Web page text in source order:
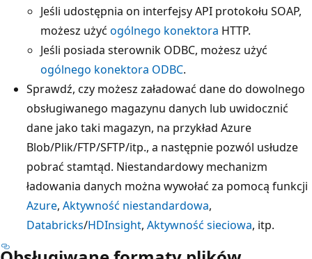
Jeśli udostępnia on interfejsy API protokołu SOAP,
możesz użyć ogólnego konektora HTTP.
Jeśli posiada sterownik ODBC, możesz użyć
ogólnego konektora ODBC.
Sprawdź, czy możesz załadować dane do dowolnego
obsługiwanego magazynu danych lub uwidocznić
dane jako taki magazyn, na przykład Azure
Blob/Plik/FTP/SFTP/itp., a następnie pozwól usłudze
pobrać stamtąd. Niestandardowy mechanizm
ładowania danych można wywołać za pomocą funkcji
Azure, Aktywność niestandardowa,
Databricks/HDInsight, Aktywność sieciowa, itp.